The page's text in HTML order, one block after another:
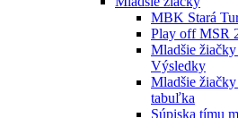
MBK Stará
Play off MSR
Mladšie
Výsledky
Mladšie
tabuľka
Súpiska tímu